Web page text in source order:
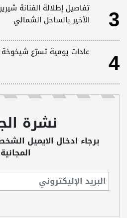
3
تفاصيل إطلالة الفنانة
الأخير بالساحل الشمالي
4 عادات يومية تسرّع شيخوخة
نشرة
برجاء ادخال الايميل
المجانية